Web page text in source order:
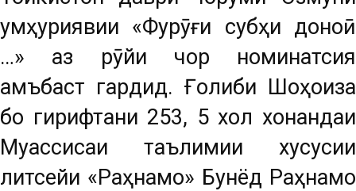
ҷумҳуриявии «Фурӯғи субҳи доноӣ
…» аз рӯйи чор номинатсия
ҷамъбаст гардид. Ғолиби Шоҳҷоиза
бо гирифтани 253, 5 хол хонандаи
Муассисаи таълимии хусусии
литсейи «Раҳнамо» Бунёд Раҳнамо